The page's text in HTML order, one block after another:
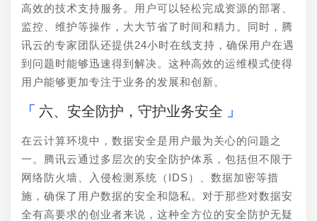
高效的技术支持服务。用户可以轻松完成资源的部署、
监控、维护等操作，大大节省了时间和精力。同时，腾
讯云的专家团队还提供24小时在线支持，确保用户在遇
到问题时能够迅速得到解决。这种高效的运维模式使得
用户能够更加专注于业务的发展和创新。
六、安全防护，守护业务安全
在云计算环境中，数据安全是用户最为关心的问题之
一。腾讯云通过多层次的安全防护体系，包括但不限于
网络防火墙、入侵检测系统（IDS）、数据加密等措
施，确保了用户数据的安全和隐私。对于那些对数据安
全有高要求的创业者来说，这种全方位的安全防护无疑